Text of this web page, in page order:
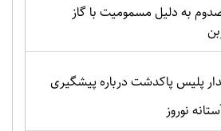
7 مصدوم به دلیل مسمومیت با گاز
پلیس پاکدشت درباره پیشگیری
نوروز